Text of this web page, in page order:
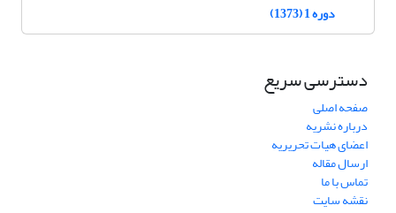
دوره 1 (1373)
دسترسی سریع
صفحه اصلی
درباره نشریه
اعضای هیات تحریریه
ارسال مقاله
تماس با ما
نقشه سایت